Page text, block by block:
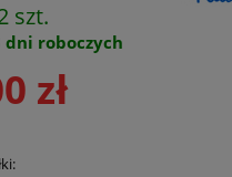
szt.
dni roboczych
zł